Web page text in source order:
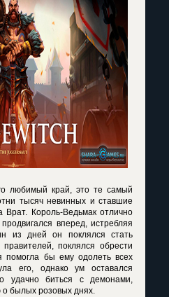
любимый край, это те самый
тысяч невинных и ставшие
Король-Ведьмак отлично
вперед, истребляя
из дней он поклялся стать
поклялся обрести
помогла бы ему одолеть всех
его, однако ум оставался
удачно биться с демонами,
былых розовых днях.